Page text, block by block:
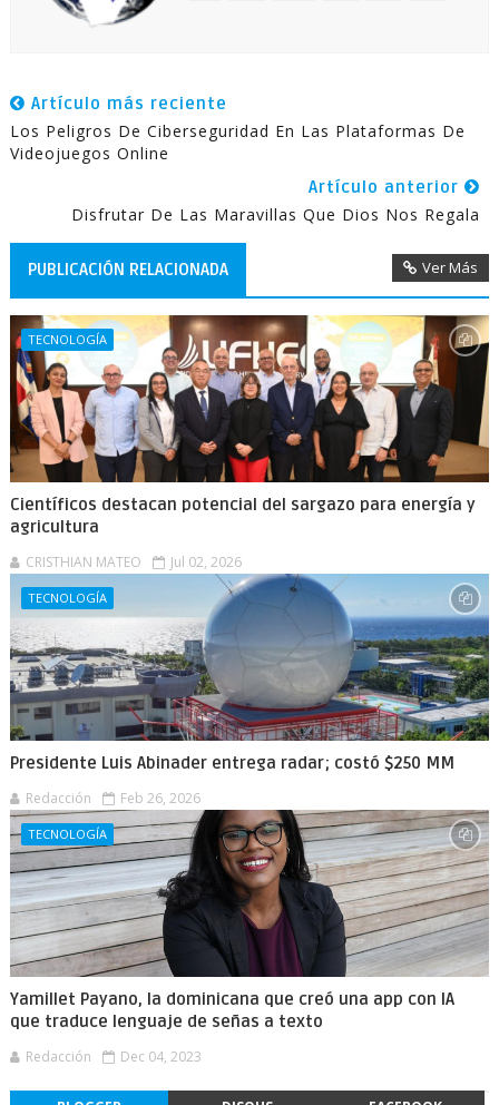
Artículo más reciente
Los Peligros De Ciberseguridad En Las Plataformas De
Videojuegos Online
Artículo anterior
Disfrutar De Las Maravillas Que Dios Nos Regala
PUBLICACIÓN RELACIONADA Ver Más
TECNOLOGÍA
Científicos destacan potencial del sargazo para energía y
agricultura
CRISTHIAN MATEO Jul 02, 2026
TECNOLOGÍA
Presidente Luis Abinader entrega radar; costó $250 MM
Redacción Feb 26, 2026
TECNOLOGÍA
Yamillet Payano, la dominicana que creó una app con IA
que traduce lenguaje de señas a texto
Redacción Dec 04, 2023